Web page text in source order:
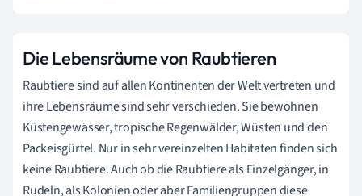
Die Lebensräume von Raubtieren
Raubtiere sind auf allen Kontinenten der Welt vertreten und
ihre Lebensräume sind sehr verschieden. Sie bewohnen
Küstengewässer, tropische Regenwälder, Wüsten und den
Packeisgürtel. Nur in sehr vereinzelten Habitaten finden sich
keine Raubtiere.Auch ob die Raubtiere als Einzelgänger, in
Rudeln, als Kolonien oder aber Familiengruppen diese